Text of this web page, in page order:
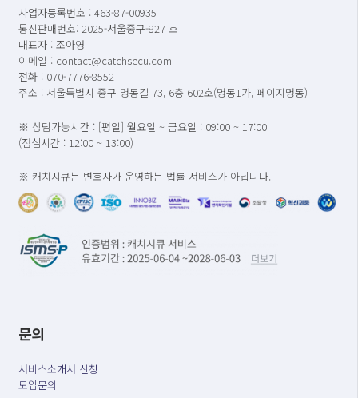
사업자등록번호 : 463-87-00935
통신판매번호: 2025-서울중구-827 호
대표자 : 조아영
이메일 : contact@catchsecu.com
전화 : 070-7776-8552
주소 : 서울특별시 중구 명동길 73, 6층 602호(명동1가, 페이지명동)
※ 상담가능시간 : [평일] 월요일 ~ 금요일 : 09:00 ~ 17:00
(점심시간 : 12:00 ~ 13:00)
※ 캐치시큐는 변호사가 운영하는 법률 서비스가 아닙니다.
문의
서비스소개서 신청
도입문의